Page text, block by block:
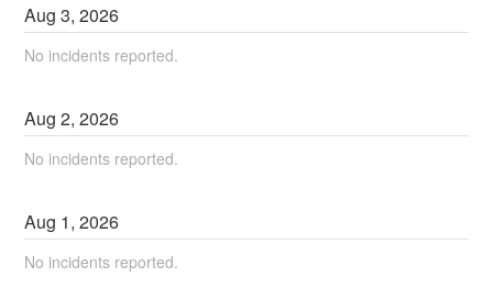
Aug3,2026
No incidents reported.
Aug2,2026
No incidents reported.
Aug 1,2026
No incidents reported.